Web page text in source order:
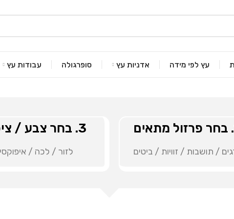
עץ לפי מידה אדניות עץ סופרגולה עבודות עץ
/ תושבות / זוויות / ביטים
3. בחר צבע / ציפוי
לזור / לכה /